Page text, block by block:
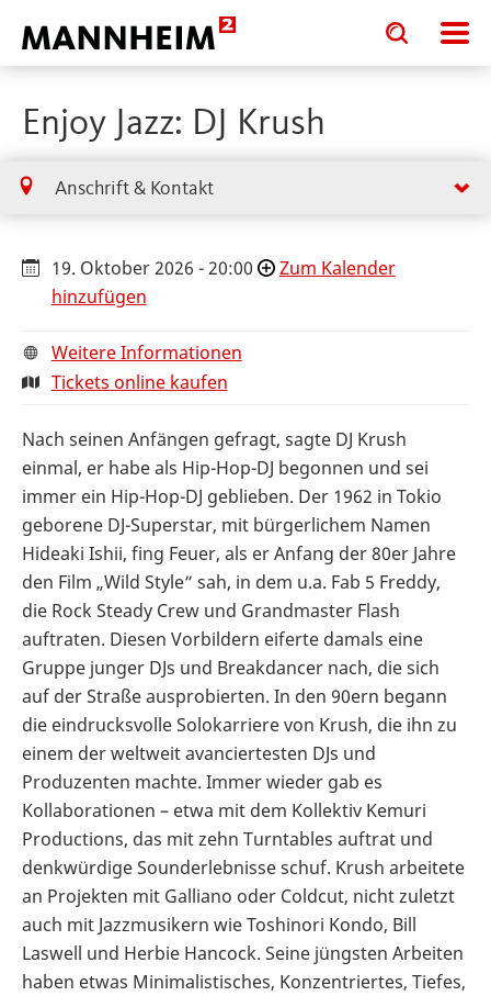
Toggle
search
input
Toggle
search
input
Enjoy Jazz: DJ Krush
Anschrift & Kontakt
19. Oktober 2026 - 20:00
Zum Kalender
hinzufügen
Weitere Informationen
Tickets online kaufen
Nach seinen Anfängen gefragt, sagte DJ Krush
einmal, er habe als Hip-Hop-DJ begonnen und sei
immer ein Hip-Hop-DJ geblieben. Der 1962 in Tokio
geborene DJ-Superstar, mit bürgerlichem Namen
Hideaki Ishii, fing Feuer, als er Anfang der 80er Jahre
den Film „Wild Style“ sah, in dem u.a. Fab 5 Freddy,
die Rock Steady Crew und Grandmaster Flash
auftraten. Diesen Vorbildern eiferte damals eine
Gruppe junger DJs und Breakdancer nach, die sich
auf der Straße ausprobierten. In den 90ern begann
die eindrucksvolle Solokarriere von Krush, die ihn zu
einem der weltweit avanciertesten DJs und
Produzenten machte. Immer wieder gab es
Kollaborationen – etwa mit dem Kollektiv Kemuri
Productions, das mit zehn Turntables auftrat und
denkwürdige Sounderlebnisse schuf. Krush arbeitete
an Projekten mit Galliano oder Coldcut, nicht zuletzt
auch mit Jazzmusikern wie Toshinori Kondo, Bill
Laswell und Herbie Hancock. Seine jüngsten Arbeiten
haben etwas Minimalistisches, Konzentriertes, Tiefes,